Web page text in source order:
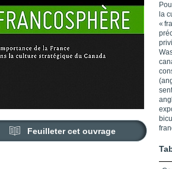
Feuilleter cet ouvrage
la
«